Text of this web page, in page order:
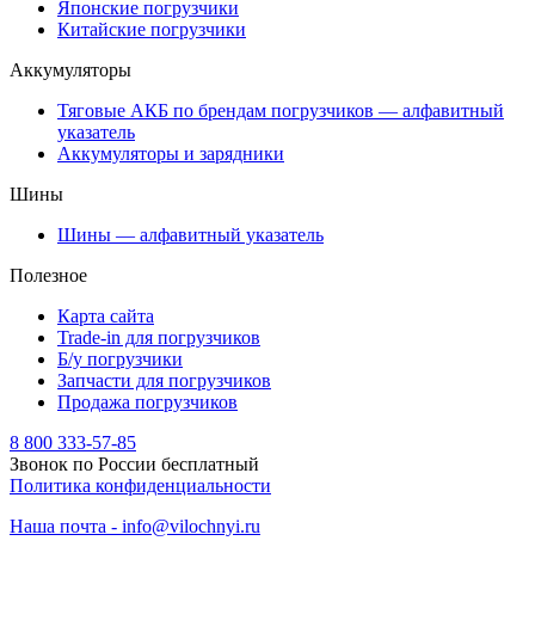
Японские погрузчики
Китайские погрузчики
Аккумуляторы
Тяговые АКБ по брендам погрузчиков — алфавитный
указатель
Аккумуляторы и зарядники
Шины
Шины — алфавитный указатель
Полезное
Карта сайта
Trade-in для погрузчиков
Б/у погрузчики
Запчасти для погрузчиков
Продажа погрузчиков
8 800 333-57-85
Звонок по России бесплатный
Политика конфиденциальности
Наша почта - info@vilochnyi.ru